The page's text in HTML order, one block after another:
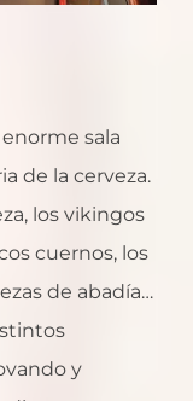
sala
de la cerveza.
los vikingos
cuernos, los
de abadía…
y